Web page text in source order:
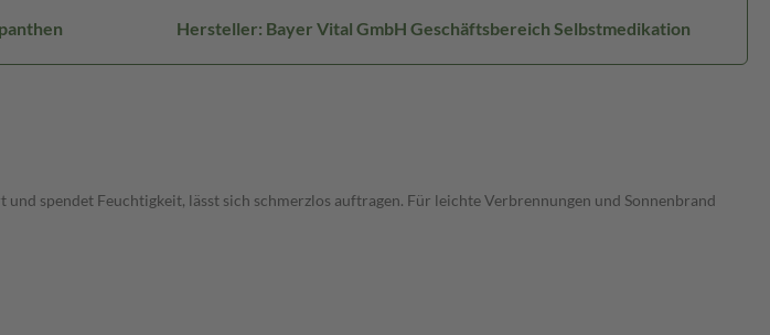
Hersteller: Bayer Vital GmbH Geschäftsbereich Selbstmedikation
spendet Feuchtigkeit, lässt sich schmerzlos auftragen. Für leichte Verbrennungen und Sonnenbrand